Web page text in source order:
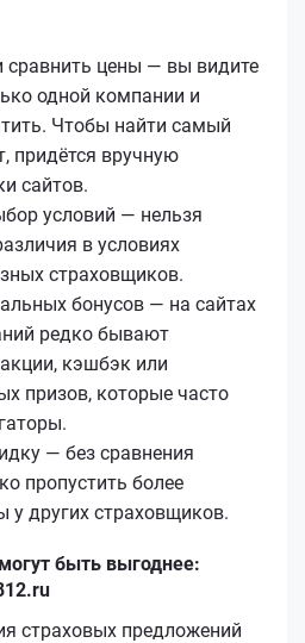
сравнить цены — вы видите
одной компании и
Чтобы найти самый
придётся вручную
сайтов.
условий — нельзя
в условиях
страховщиков.
бонусов — на сайтах
редко бывают
кэшбэк или
призов, которые часто
— без сравнения
пропустить более
у других страховщиков.
быть выгоднее:
страховых предложений